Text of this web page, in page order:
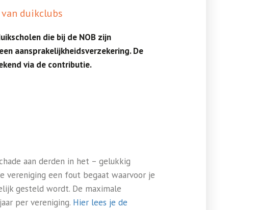
duikclubs
die bij de NOB zijn
aansprakelijkheidsverzekering. De
via de contributie.
aan derden in het – gelukkig
vereniging een fout begaat waarvoor je
gesteld wordt. De maximale
per vereniging. Hier lees je de